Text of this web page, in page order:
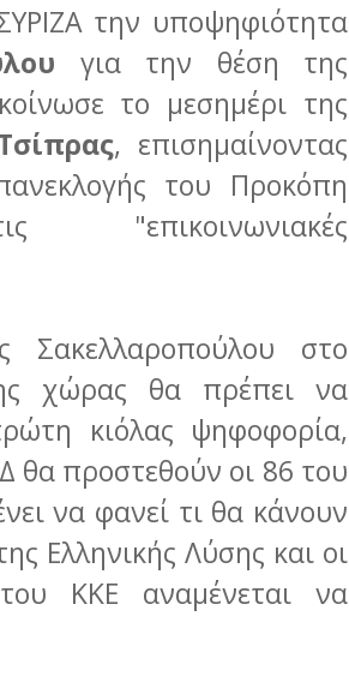
την υποψηφιότητα
για την θέση της
το μεσημέρι της
, επισημαίνοντας
του Προκόπη
Σακελλαροπούλου στο
χώρας θα πρέπει να
κιόλας ψηφοφορία,
θα προστεθούν οι 86 του
να φανεί τι θα κάνουν
Ελληνικής Λύσης και οι
ΚΚΕ αναμένεται να